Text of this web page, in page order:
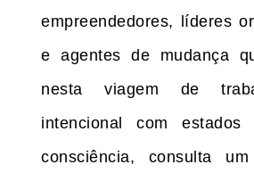
empreendedores, líderes
e agentes de mudança
nesta viagem de
intencional com estados
consciência, consulta